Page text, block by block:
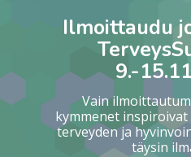
Ilmoittaudu
9.-
Vain
kymmenet
terveyden ja
täysin